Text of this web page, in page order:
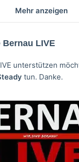
Mehr anzeigen
LIVE
unterstützen
tun. Danke.